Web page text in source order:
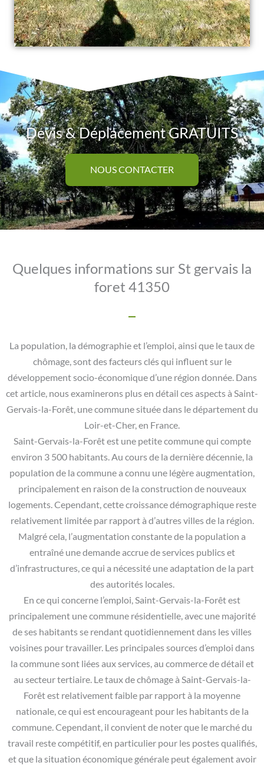
Devis & Déplacement GRATUITS
NOUS CONTACTER
Quelques informations sur St gervais la
foret 41350
La population, la démographie et l’emploi, ainsi que le taux de
chômage, sont des facteurs clés qui influent sur le
développement socio-économique d’une région donnée. Dans
cet article, nous examinerons plus en détail ces aspects à Saint-
Gervais-la-Forêt, une commune située dans le département du
Loir-et-Cher, en France.
Saint-Gervais-la-Forêt est une petite commune qui compte
environ 3 500 habitants. Au cours de la dernière décennie, la
population de la commune a connu une légère augmentation,
principalement en raison de la construction de nouveaux
logements. Cependant, cette croissance démographique reste
relativement limitée par rapport à d’autres villes de la région.
Malgré cela, l’augmentation constante de la population a
entraîné une demande accrue de services publics et
d’infrastructures, ce qui a nécessité une adaptation de la part
des autorités locales.
En ce qui concerne l’emploi, Saint-Gervais-la-Forêt est
principalement une commune résidentielle, avec une majorité
de ses habitants se rendant quotidiennement dans les villes
voisines pour travailler. Les principales sources d’emploi dans
la commune sont liées aux services, au commerce de détail et
au secteur tertiaire. Le taux de chômage à Saint-Gervais-la-
Forêt est relativement faible par rapport à la moyenne
nationale, ce qui est encourageant pour les habitants de la
commune. Cependant, il convient de noter que le marché du
travail reste compétitif, en particulier pour les postes qualifiés,
et que la situation économique générale peut également avoir